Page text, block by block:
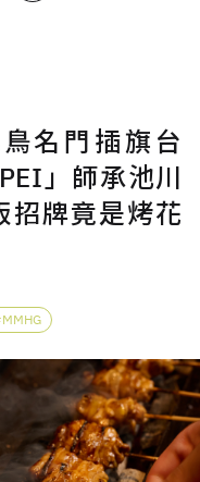
名門插旗台
」師承池川
招牌竟是烤花
MMHG